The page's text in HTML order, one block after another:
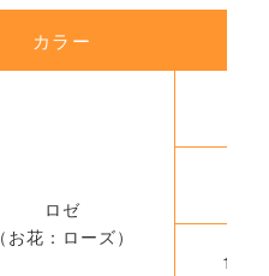
カラー
ロゼ
（お花：ローズ）
10月